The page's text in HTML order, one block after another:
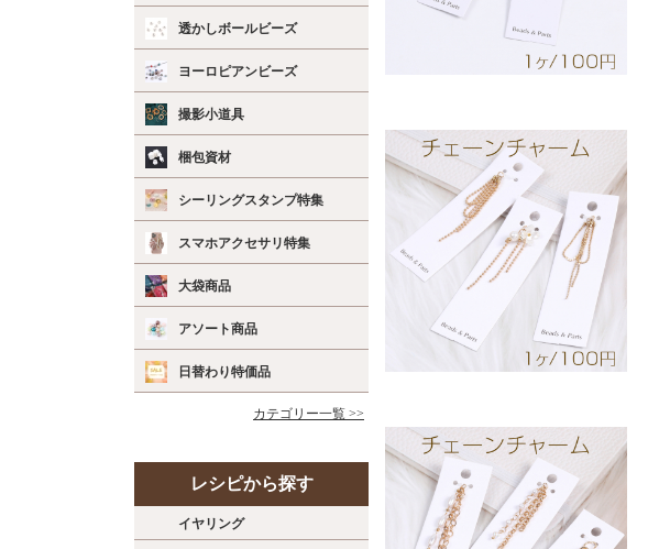
透かしボールビーズ
ヨーロピアンビーズ
撮影小道具
梱包資材
シーリングスタンプ特集
スマホアクセサリ特集
大袋商品
アソート商品
日替わり特価品
カテゴリー一覧 >>
レシピから探す
イヤリング